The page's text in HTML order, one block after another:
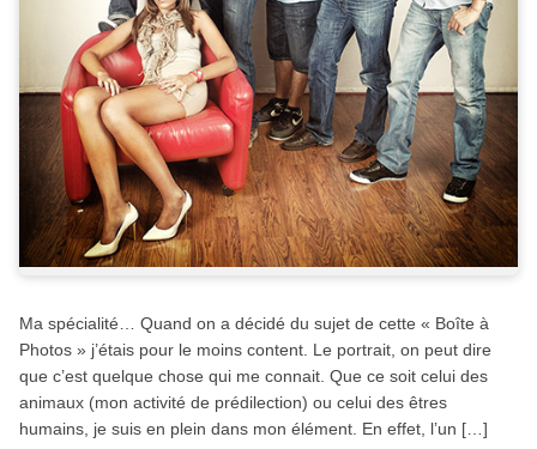
Ma spécialité… Quand on a décidé du sujet de cette « Boîte à
Photos » j’étais pour le moins content. Le portrait, on peut dire
que c’est quelque chose qui me connait. Que ce soit celui des
animaux (mon activité de prédilection) ou celui des êtres
humains, je suis en plein dans mon élément. En effet, l’un […]